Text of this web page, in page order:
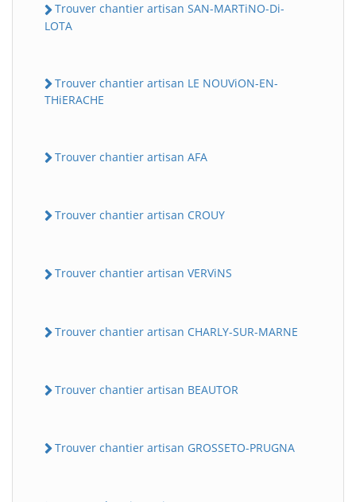
Trouver chantier artisan SAN-MARTiNO-Di-
LOTA
Trouver chantier artisan LE NOUViON-EN-
THiERACHE
Trouver chantier artisan AFA
Trouver chantier artisan CROUY
Trouver chantier artisan VERViNS
Trouver chantier artisan CHARLY-SUR-MARNE
Trouver chantier artisan BEAUTOR
Trouver chantier artisan GROSSETO-PRUGNA